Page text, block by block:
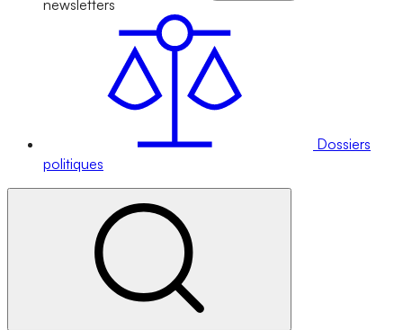
newsletters
Dossiers
politiques